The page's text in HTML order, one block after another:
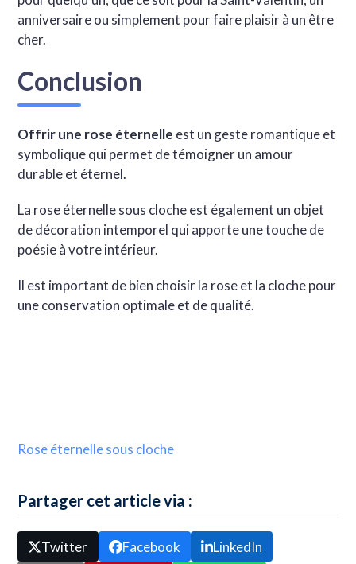
anniversaire ou simplement pour faire plaisir à un être
cher.
Conclusion
Offrir une rose éternelle est un geste romantique et
symbolique qui permet de témoigner un amour
durable et éternel.
La rose éternelle sous cloche est également un objet
de décoration intemporel qui apporte une touche de
poésie à votre intérieur.
Il est important de bien choisir la rose et la cloche pour
une conservation optimale et de qualité.
Rose éternelle sous cloche
Partager cet article via :
Twitter Facebook LinkedIn